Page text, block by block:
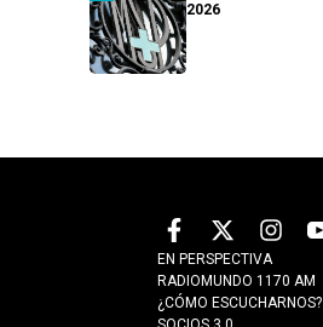
2026
EN PERSPECTIVA
RADIOMUNDO 1170 AM
¿CÓMO ESCUCHARNOS?